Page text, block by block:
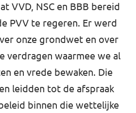
VVD, NSC en BBB bereid
PVV te regeren. Er werd
onze grondwet en over
verdragen waarmee we al
en vrede bewaken. Die
leidden tot de afspraak
binnen die wettelijke